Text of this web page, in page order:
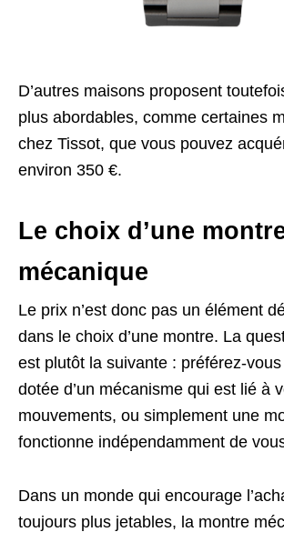
D’autres maisons proposent
plus abordables, comme certaines
chez Tissot, que vous pouvez
environ 350 €.
Le choix d’une
mécanique
Le prix n’est donc pas un élément
dans le choix d’une montre. La
est plutôt la suivante : préférez-
dotée d’un mécanisme qui est lié à
mouvements, ou simplement une
fonctionne indépendamment de
Dans un monde qui encourage
toujours plus jetables, la montre